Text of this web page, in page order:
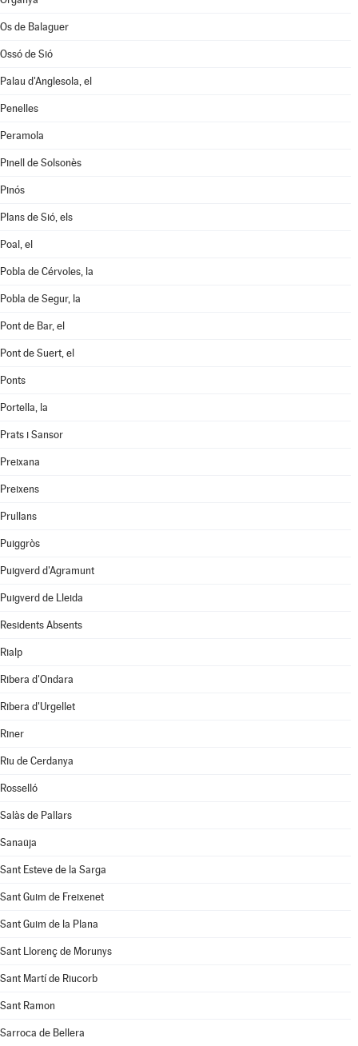
Os de Balaguer
Ossó de Sió
Palau d'Anglesola, el
Penelles
Peramola
Pinell de Solsonès
Pinós
Plans de Sió, els
Poal, el
Pobla de Cérvoles, la
Pobla de Segur, la
Pont de Bar, el
Pont de Suert, el
Ponts
Portella, la
Prats i Sansor
Preixana
Preixens
Prullans
Puiggròs
Puigverd d'Agramunt
Puigverd de Lleida
Residents Absents
Rialp
Ribera d'Ondara
Ribera d'Urgellet
Riner
Riu de Cerdanya
Rosselló
Salàs de Pallars
Sanaüja
Sant Esteve de la Sarga
Sant Guim de Freixenet
Sant Guim de la Plana
Sant Llorenç de Morunys
Sant Martí de Riucorb
Sant Ramon
Sarroca de Bellera